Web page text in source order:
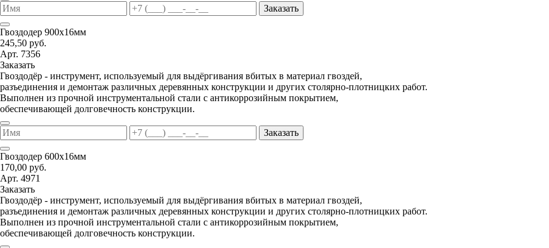
Заказать
Гвоздодер 900х16мм
245,50 руб.
Арт. 7356
Заказать
Гвоздодёр - инструмент, используемый для выдёргивания вбитых в материал гвоздей,
разъединения и демонтаж различных деревянных конструкции и других столярно-плотницких работ.
Выполнен из прочной инструментальной стали с антикоррозийным покрытием,
обеспечивающей долговечность конструкции.
Заказать
Гвоздодер 600х16мм
170,00 руб.
Арт. 4971
Заказать
Гвоздодёр - инструмент, используемый для выдёргивания вбитых в материал гвоздей,
разъединения и демонтаж различных деревянных конструкции и других столярно-плотницких работ.
Выполнен из прочной инструментальной стали с антикоррозийным покрытием,
обеспечивающей долговечность конструкции.